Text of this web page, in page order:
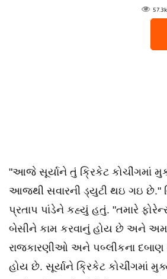
57.3k
"આજે સૂર્યાને તું ક્રિકેટ કોચીંગમાં
આજથી સવારની ડ્યુટી થઇ ગઇ છે."
પ્રતાપ પાંડેને કહ્યું હતું. "તમારે
બેસીને કામ કરવાનું હોય છે અને
રાજકારણીઓ અને પબ્લીકના દબાણ
હોય છે. સૂર્યાને ક્રિકેટ કોચીંગમાં